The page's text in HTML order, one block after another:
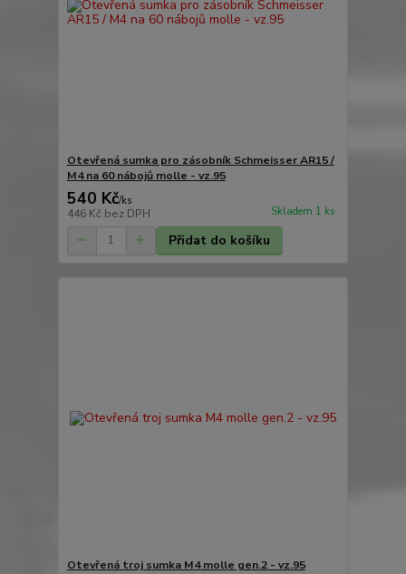
Otevřená sumka pro zásobník Schmeisser AR15 /
M4 na 60 nábojů molle - vz.95
540 Kč/ks
446 Kč bez DPH Skladem 1 ks
Přidat do košíku
Otevřená troj sumka M4 molle gen.2 - vz.95